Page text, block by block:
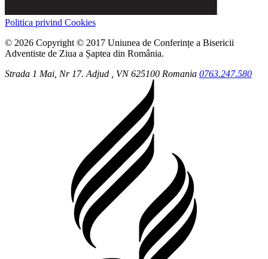
Politica privind Cookies
© 2026 Copyright © 2017 Uniunea de Conferințe a Bisericii
Adventiste de Ziua a Șaptea din România.
Strada 1 Mai, Nr 17.Adjud , VN 625100 Romania 0763.247.580